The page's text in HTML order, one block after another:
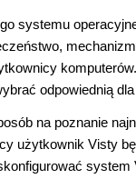
systemu
odpowiednią
na poznanie
użytkownik Visty